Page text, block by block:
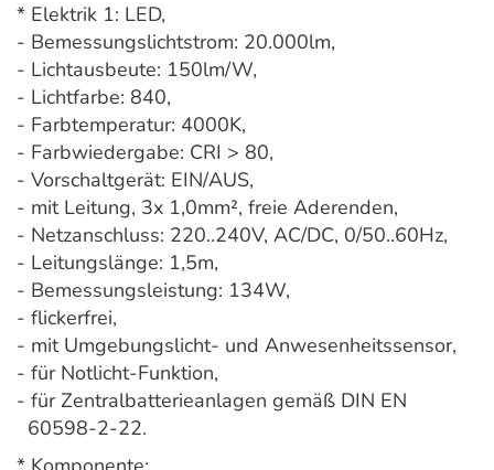
* Elektrik 1: LED,
- Bemessungslichtstrom: 20.000lm,
- Lichtausbeute: 150lm/W,
- Lichtfarbe: 840,
- Farbtemperatur: 4000K,
- Farbwiedergabe: CRI > 80,
- Vorschaltgerät: EIN/AUS,
- mit Leitung, 3x 1,0mm², freie Aderenden,
- Netzanschluss: 220..240V, AC/DC, 0/50..60Hz,
- Leitungslänge: 1,5m,
- Bemessungsleistung: 134W,
- flickerfrei,
- mit Umgebungslicht- und Anwesenheitssensor,
- für Notlicht-Funktion,
- für Zentralbatterieanlagen gemäß DIN EN
60598-2-22.